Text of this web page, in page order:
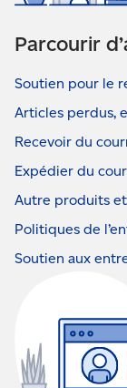
Parcourir
Soutien pour le
Articles perdus,
Recevoir du
Expédier du
Autre produits et
Politiques de
Soutien aux